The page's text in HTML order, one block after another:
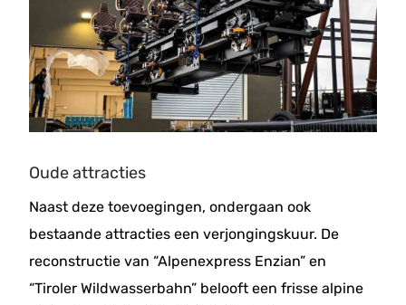
Oude attracties
Naast deze toevoegingen, ondergaan ook
bestaande attracties een verjongingskuur. De
reconstructie van “Alpenexpress Enzian” en
“Tiroler Wildwasserbahn” belooft een frisse alpine